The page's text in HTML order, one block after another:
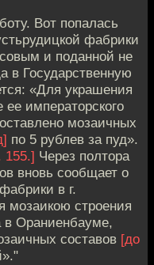
Вот попалась
фабрики
и поданной не
в Государственную
«Для украшения
императорского
мозаичных
по 5 рублев за пуд».
155.] Через полтора
вновь сообщает о
в г.
мозаикою строения
в Ораниенбауме,
составов [до